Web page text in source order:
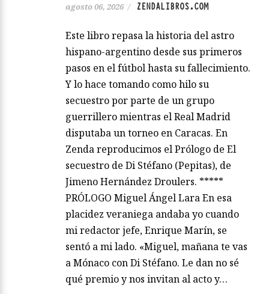
agosto 06, 2026 / ZENDALIBROS.COM
Este libro repasa la historia del astro
hispano-argentino desde sus primeros
pasos en el fútbol hasta su fallecimiento.
Y lo hace tomando como hilo su
secuestro por parte de un grupo
guerrillero mientras el Real Madrid
disputaba un torneo en Caracas. En
Zenda reproducimos el Prólogo de El
secuestro de Di Stéfano (Pepitas), de
Jimeno Hernández Droulers. *****
PRÓLOGO Miguel Ángel Lara En esa
placidez veraniega andaba yo cuando
mi redactor jefe, Enrique Marín, se
sentó a mi lado. «Miguel, mañana te vas
a Mónaco con Di Stéfano. Le dan no sé
qué premio y nos invitan al acto y…